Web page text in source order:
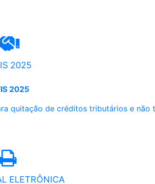
2025
2025
quitação de créditos tributários e não
ELETRÔNICA